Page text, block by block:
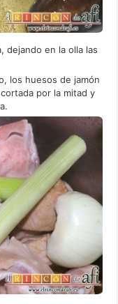
dejando en la olla las
los huesos de jamón
por la mitad y